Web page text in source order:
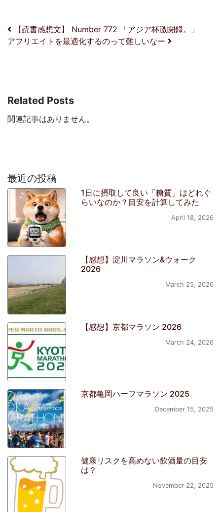
投稿ナビゲーション
【読書感想文】 Number 772 「アジア杯激闘録。」
アフリエイトを最適化するのって難しいなー
Related Posts
関連記事はありません。
最近の投稿
1日に摂取して良い「糖質」はどれぐ
らいなのか？目安を計算してみた
April 18, 2026
【感想】淀川マラソン&ウォーク
2026
March 25, 2026
【感想】京都マラソン 2026
March 24, 2026
京都亀岡ハーフマラソン 2025
December 15, 2025
健康リスクを高めない飲酒量の目安
は？
November 22, 2025